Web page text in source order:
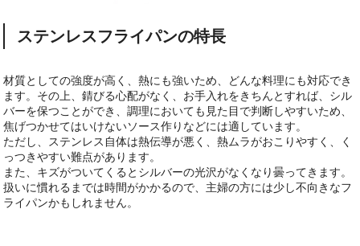
ステンレスフライパンの特長
材質としての強度が高く、熱にも強いため、どんな料理にも対応でき
ます。その上、錆びる心配がなく、お手入れをきちんとすれば、シル
バーを保つことができ、調理においても見た目で判断しやすいため、
焦げつかせてはいけないソース作りなどには適しています。
ただし、ステンレス自体は熱伝導が悪く、熱ムラがおこりやすく、く
っつきやすい難点があります。
また、キズがついてくるとシルバーの光沢がなくなり曇ってきます。
扱いに慣れるまでは時間がかかるので、主婦の方には少し不向きなフ
ライパンかもしれません。